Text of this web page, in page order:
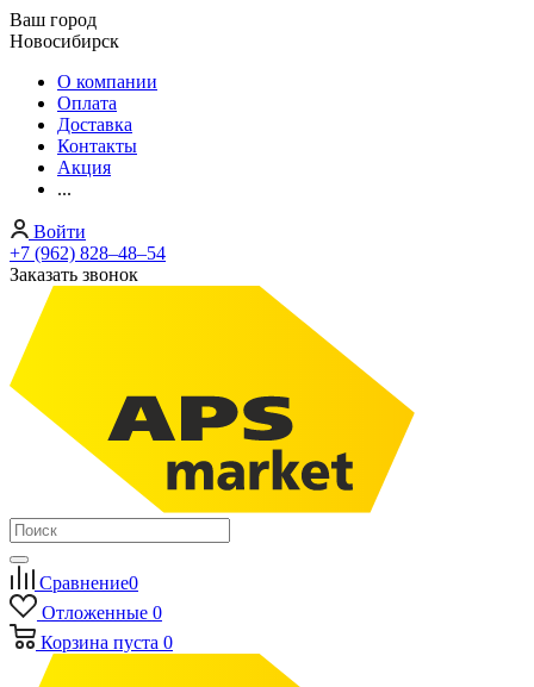
Ваш город
Новосибирск
О компании
Оплата
Доставка
Контакты
Акция
...
Войти
+7 (962) 828‒48‒54
Заказать звонок
Сравнение0
Отложенные 0
Корзина пуста 0